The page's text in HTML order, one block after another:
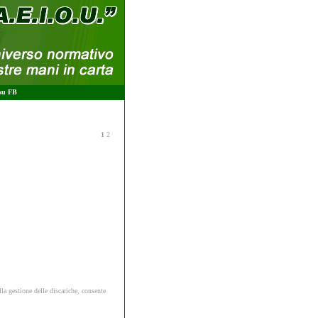
FB
1 2
gestione delle discariche, consente